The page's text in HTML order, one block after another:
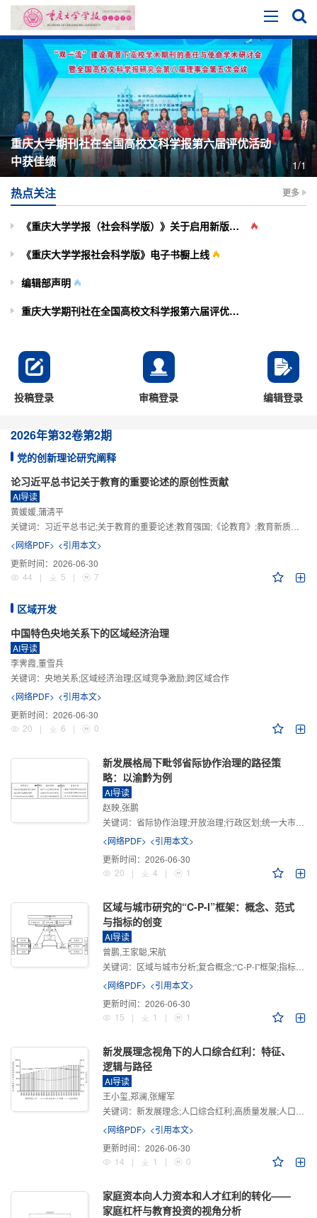
重庆大学期刊社在全国高校文科学报第六届评优活动
中获佳绩
1/1
热点关注 更多
《重庆大学学报（社会科学版）》关于启用新版投审稿系统的通知
《重庆大学学报社会科学版》电子书橱上线
编辑部声明
重庆大学期刊社在全国高校文科学报第六届评优活动中获佳绩
投稿登录 审稿登录 编辑登录
2026年第32卷第2期
党的创新理论研究阐释
论习近平总书记关于教育的重要论述的原创性贡献
AI导读
黄媛媛,蒲清平
关键词： 习近平总书记;关于教育的重要论述;教育强国;《论教育》;教育新质生产力;教育人工智能
<网络PDF> <引用本文>
更新时间： 2026-06-30
44
| 5 | 7
区域开发
中国特色央地关系下的区域经济治理
AI导读
李霁霞,董雪兵
关键词： 央地关系;区域经济治理;区域竞争激励;跨区域合作
<网络PDF> <引用本文>
更新时间： 2026-06-30
20
| 6 | 0
新发展格局下毗邻省际协作治理的路径策
略：以渝黔为例
AI导读
赵映,张鹏
关键词： 省际协作治理;开放治理;行政区划;统一大市场;新发展格局
<网络PDF> <引用本文>
更新时间： 2026-06-30
20
| 4 | 1
区域与城市研究的“C-P-I”框架：概念、范式
与指标的创变
AI导读
曾鹏,王家聪,宋航
关键词： 区域与城市分析;复合概念;“C-P-I”框架;指标体系
<网络PDF> <引用本文>
更新时间： 2026-06-30
15
| 1 | 1
新发展理念视角下的人口综合红利：特征、
逻辑与路径
AI导读
王小玺,郑澜,张耀军
关键词： 新发展理念;人口综合红利;高质量发展;人口政策;中国式现代化
<网络PDF> <引用本文>
更新时间： 2026-06-30
14
| 1 | 0
家庭资本向人力资本和人才红利的转化——
家庭杠杆与教育投资的视角分析